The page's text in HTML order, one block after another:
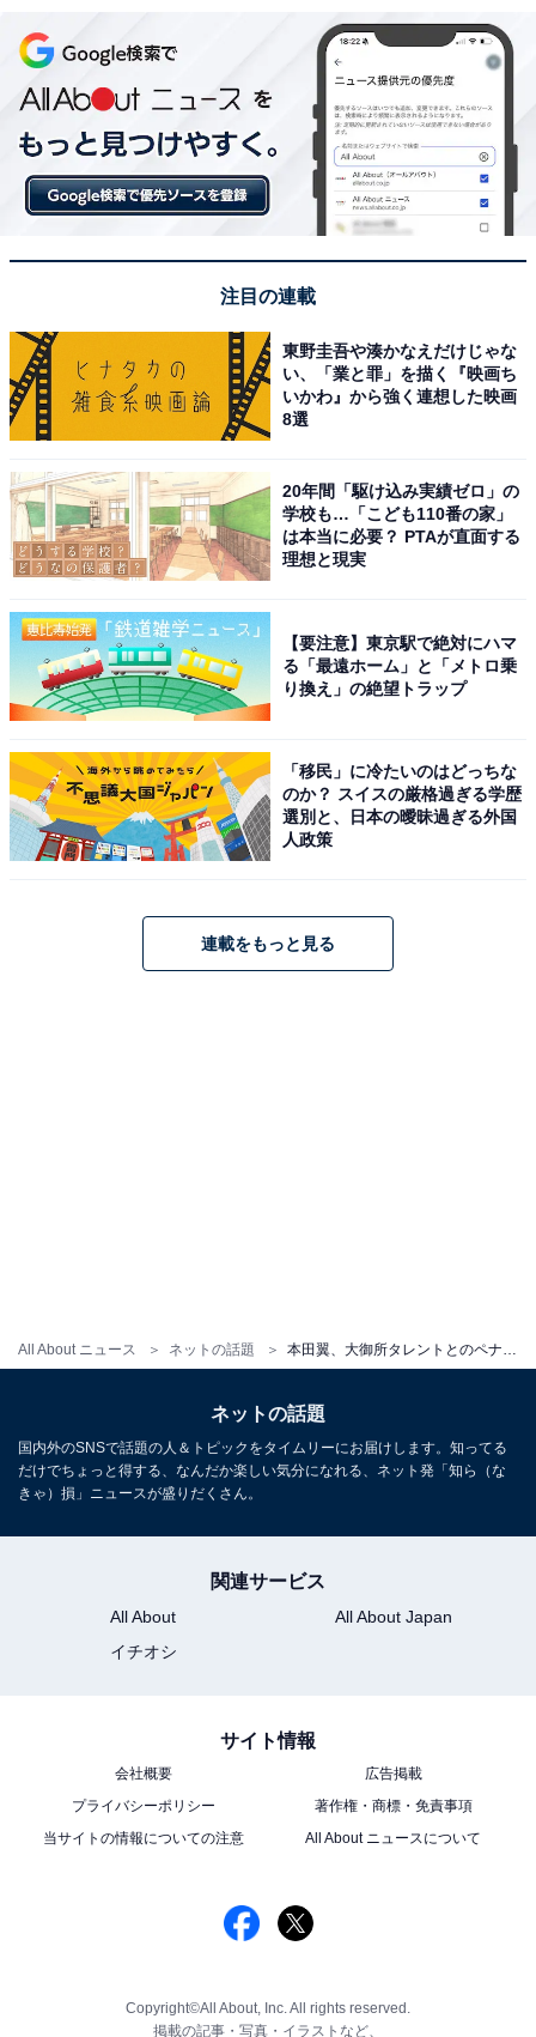
All About ニュース ネットの話題
注目の連載
東野圭吾や湊かなえだけじゃな
い、「業と罪」を描く『映画ち
いかわ』から強く連想した映画
8選
20年間「駆け込み実績ゼロ」の
学校も…「こども110番の家」
は本当に必要？ PTAが直面する
理想と現実
【要注意】東京駅で絶対にハマ
る「最遠ホーム」と「メトロ乗
り換え」の絶望トラップ
「移民」に冷たいのはどっちな
のか？ スイスの厳格過ぎる学歴
選別と、日本の曖昧過ぎる外国
人政策
連載をもっと見る
ネットの話題
国内外のSNSで話題の人＆トピックをタイムリーにお届けします。知ってる
だけでちょっと得する、なんだか楽しい気分になれる、ネット発「知ら（な
きゃ）損」ニュースが盛りだくさん。
関連サービス
All About
All About Japan
イチオシ
サイト情報
会社概要
広告掲載
プライバシーポリシー
著作権・商標・免責事項
当サイトの情報についての注意
All About ニュースについて
Copyright©All About, Inc. All rights reserved.
掲載の記事・写真・イラストなど、